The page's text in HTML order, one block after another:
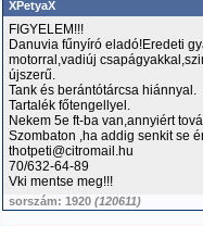
XPetyaX
FIGYELEM!!!
Danuvia fűnyíró eladó!Eredeti
motorral,vadiúj
újszerű.
Tank és berántótárcsa hiánnyal.
Tartalék főtengellyel.
Nekem 5e ft-ba van,annyiért
Szombaton ,ha addig senkit se
thotpeti@citromail.hu
70/632-64-89
Vki mentse meg!!!
sorszám: 1920 (120611)